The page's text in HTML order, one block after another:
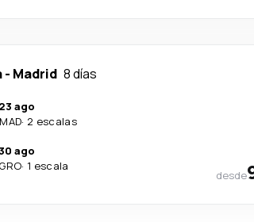
- Madrid 8 días
ago
MAD· 2 escalas
ago
GRO· 1 escala
desde